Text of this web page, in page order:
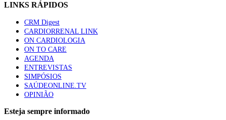
Quase quatro em cada dez doentes com enfarte
88 visualizações
Trodelvy aprovado para primeira linha no cancro da
mama triplo negativo metastático em doentes não
elegíveis para inibidores PD-(L)1
61 visualizações
MAIS NOTÍCIAS
LINKS RÁPIDOS
CRM Digest
CARDIORRENAL LINK
ON CARDIOLOGIA
ON TO CARE
AGENDA
ENTREVISTAS
SIMPÓSIOS
SAÚDEONLINE.TV
OPINIÃO
Esteja sempre informado